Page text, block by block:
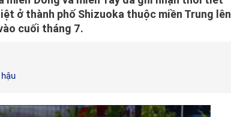
ở thành phố Shizuoka thuộc miền Trung lên
cuối tháng 7.